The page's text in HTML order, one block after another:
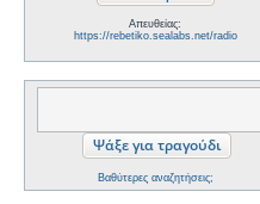
Απευθείας:
https://rebetiko.sealabs.net/radio
Βαθύτερες αναζητήσεις;